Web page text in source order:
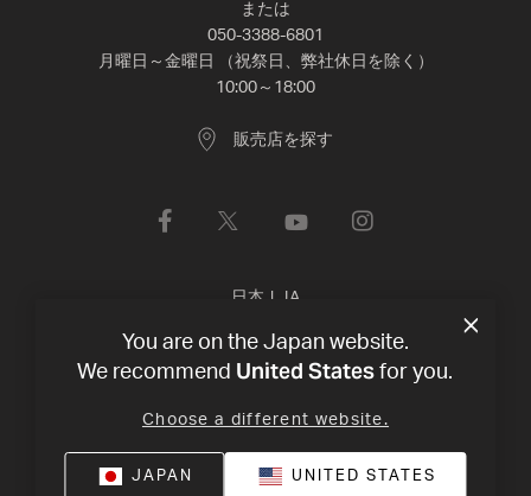
または
050-3388-6801
月曜日～金曜日 （祝祭日、弊社休日を除く）
10:00～18:00
販売店を探す
日本 | JA
プライバシー・ポリシー 利用規約 ©2026 Harman
International Industries, Incorporated 無断転載を禁じます。
You are on the Japan website.
We recommend United States for you.
Choose a different website.
JAPAN UNITED STATES